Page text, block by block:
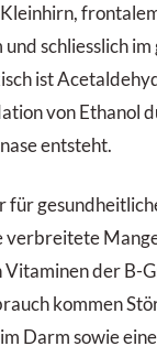
schliesslich
ist
von Ethanol
entsteht.
für
verbreitete
der B-
kommen
Darm sowie